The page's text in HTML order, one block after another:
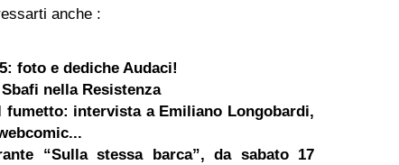
anche :
foto e dediche Audaci!
nella Resistenza
fumetto: intervista a Emiliano Longobardi,
“Sulla stessa barca”, da sabato 17